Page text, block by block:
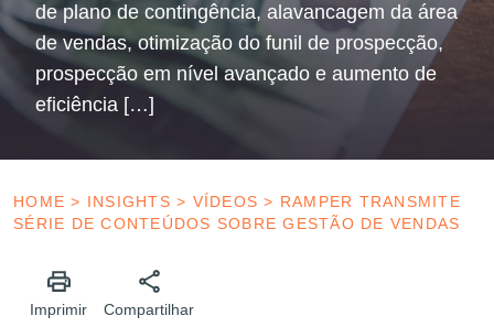
de plano de contingência, alavancagem da área
de vendas, otimização do funil de prospecção,
prospecção em nível avançado e aumento de
eficiência […]
HOME > INSIGHTS > VÍDEOS > RAMPER TRANSMITE
SÉRIE DE CONTEÚDOS SOBRE GESTÃO DE VENDAS
Imprimir Compartilhar